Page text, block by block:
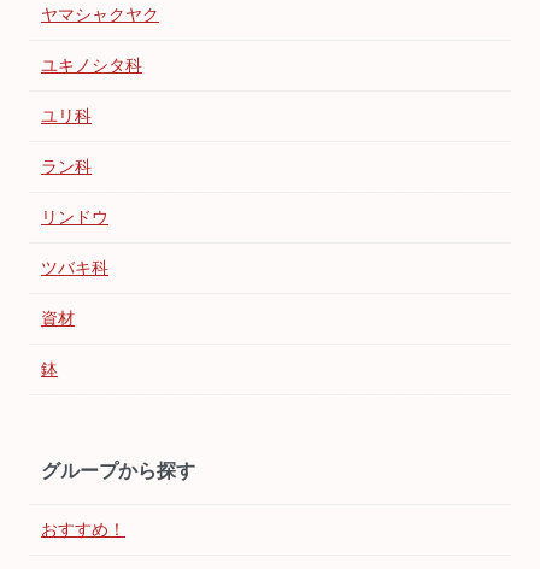
ヤマシャクヤク
ユキノシタ科
ユリ科
ラン科
リンドウ
ツバキ科
資材
鉢
グループから探す
おすすめ！